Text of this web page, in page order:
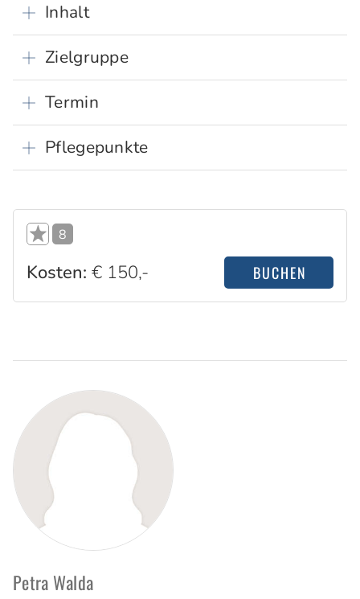
Inhalt
Zielgruppe
Termin
Pflegepunkte
8
Kosten: € 150,- BUCHEN
Standorte
Petra Walda